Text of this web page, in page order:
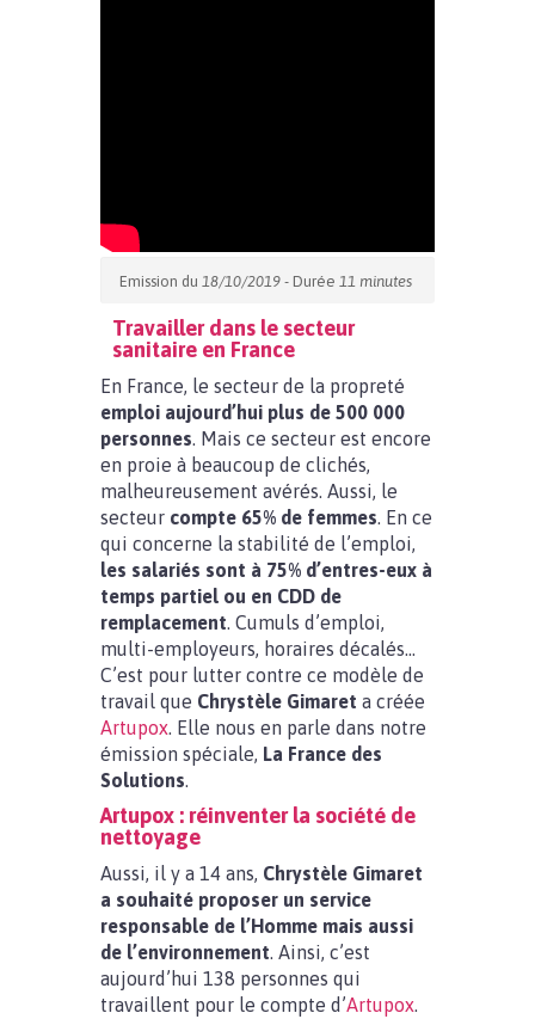
Emission du 18/10/2019 - Durée 11 minutes
Travailler dans le secteur
sanitaire en France
En France, le secteur de la propreté
emploi aujourd’hui plus de 500 000
personnes. Mais ce secteur est encore
en proie à beaucoup de clichés,
malheureusement avérés. Aussi, le
secteur compte 65% de femmes. En ce
qui concerne la stabilité de l’emploi,
les salariés sont à 75% d’entres-eux à
temps partiel ou en CDD de
remplacement. Cumuls d’emploi,
multi-employeurs, horaires décalés…
C’est pour lutter contre ce modèle de
travail que Chrystèle Gimaret a créée
Artupox. Elle nous en parle dans notre
émission spéciale, La France des
Solutions.
Artupox : réinventer la société de
nettoyage
Aussi, il y a 14 ans, Chrystèle Gimaret
a souhaité proposer un service
responsable de l’Homme mais aussi
de l’environnement. Ainsi, c’est
aujourd’hui 138 personnes qui
travaillent pour le compte d’Artupox.